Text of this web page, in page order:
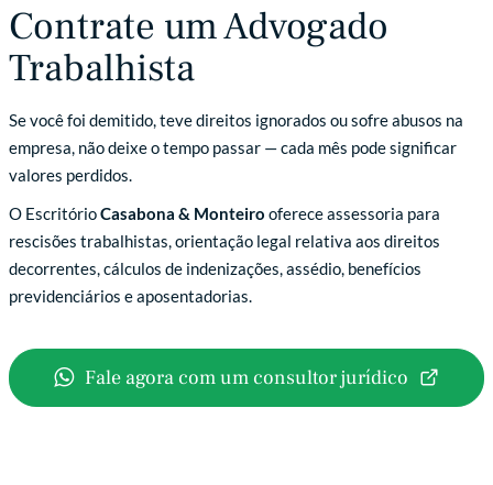
Contrate um Advogado
Trabalhista
Se você foi demitido, teve direitos ignorados ou sofre abusos na
empresa, não deixe o tempo passar — cada mês pode significar
valores perdidos.
O EscritórioCasabona & Monteiro oferece assessoria para
rescisões trabalhistas, orientação legal relativa aos direitos
decorrentes, cálculos de indenizações, assédio, benefícios
previdenciários e aposentadorias.
Fale agora com um consultor jurídico